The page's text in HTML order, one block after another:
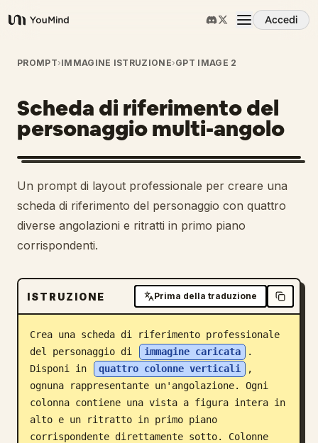
YouMind
Accedi
Panoramica
Casi d'uso
Abilità
Prompt
Prezzi
Scarica
Blog
Aggiornamenti
PROMPT›IMMAGINE ISTRUZIONE›GPT IMAGE 2
Scheda di riferimento del
personaggio multi-angolo
Un prompt di layout professionale per creare una
scheda di riferimento del personaggio con quattro
diverse angolazioni e ritratti in primo piano
corrispondenti.
ISTRUZIONE Prima della traduzione
Crea una scheda di riferimento professionale
del personaggio di
immagine caricata
.
Disponi in
quattro colonne verticali
,
ognuna rappresentante un'angolazione. Ogni
colonna contiene una vista a figura intera in
alto e un ritratto in primo piano
corrispondente direttamente sotto. Colonne